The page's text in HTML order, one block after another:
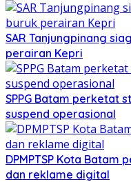
SAR Tanjungpinang
perairan Kepri
SPPG Batam perketat
suspend operasional
DPMPTSP Kota
dan reklame digital